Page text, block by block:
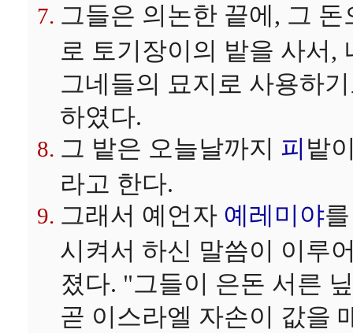
그들은 의논한 끝에, 그 돈
로 토기장이의 밭을 사서,
그네들의 묘지로 사용하
하였다.
그 밭은 오늘날까지 피 밭
라고 한다.
그래서 예언자 예레미야를
시켜서 하신 말씀이 이루
졌다. "그들이 은돈 서른
곧 이스라엘 자손이 값을